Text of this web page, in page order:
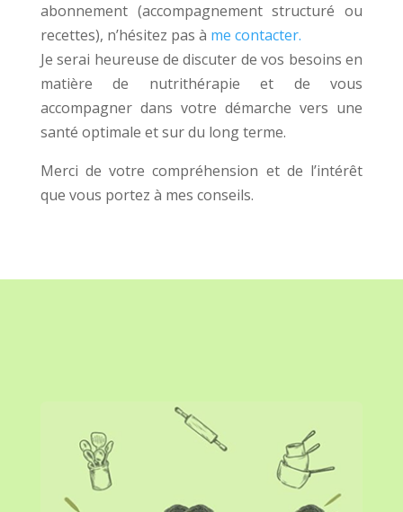
abonnement (accompagnement structuré ou
recettes), n’hésitez pas à me contacter.
Je serai heureuse de discuter de vos besoins en
matière de nutrithérapie et de vous
accompagner dans votre démarche vers une
santé optimale et sur du long terme.
Merci de votre compréhension et de l’intérêt
que vous portez à mes conseils.